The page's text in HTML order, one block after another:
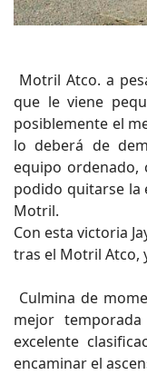
Motril Atco. a
que le viene
posiblemente el
lo deberá de
equipo ordenado,
podido quitarse la
Motril.
Con esta victoria
tras el Motril Atco,
Culmina de
mejor
excelente
encaminar el